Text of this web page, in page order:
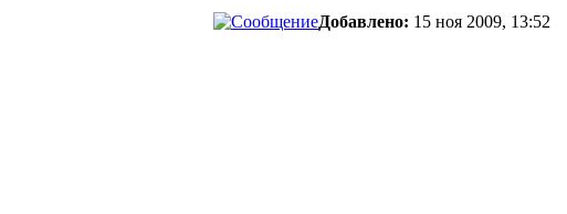
Добавлено: 15 ноя 2009, 13:52